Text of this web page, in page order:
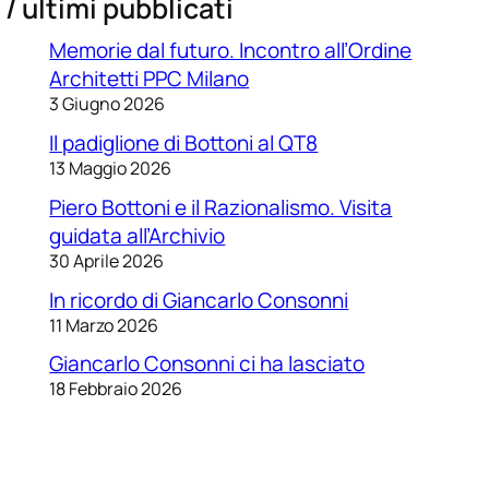
/ ultimi pubblicati
Memorie dal futuro. Incontro all’Ordine
Architetti PPC Milano
3 Giugno 2026
Il padiglione di Bottoni al QT8
13 Maggio 2026
Piero Bottoni e il Razionalismo. Visita
guidata all’Archivio
30 Aprile 2026
In ricordo di Giancarlo Consonni
11 Marzo 2026
Giancarlo Consonni ci ha lasciato
18 Febbraio 2026